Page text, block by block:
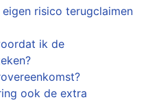
risico terugclaimen
ik de
ook de extra